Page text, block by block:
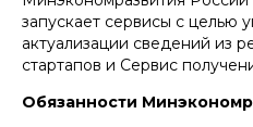
запускает сервисы с целью
актуализации сведений из
стартапов и Сервис
Обязанности
статусом
для фирм,
Финансовая и налоговая